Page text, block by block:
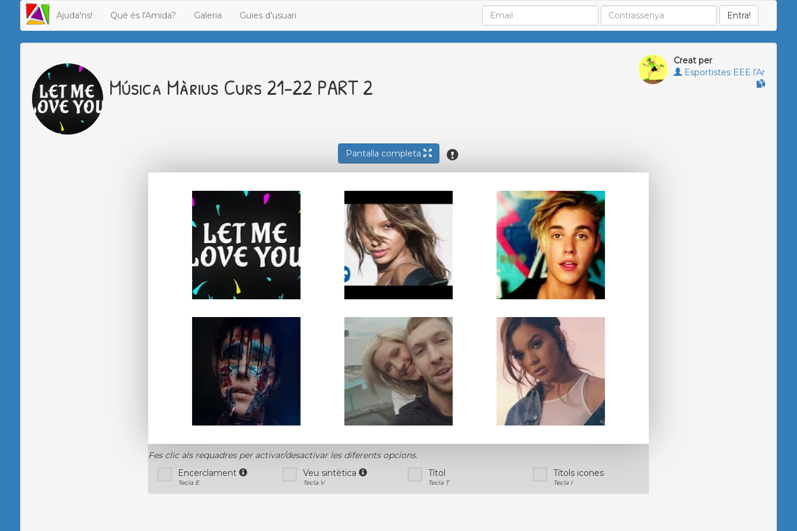
Ajuda'ns! Què és l'Amida? Galeria Guies d'usuari
Creat per
Esportistes EEE l'Ar
Música Màrius Curs 21-22 PART 2
Pantalla completa
Fes clic als requadres per activar/desactivar les diferents opcions.
Encerclament
Tecla E
Veu sintètica
Tecla V
Títol
Tecla T
Títols icones
Tecla I